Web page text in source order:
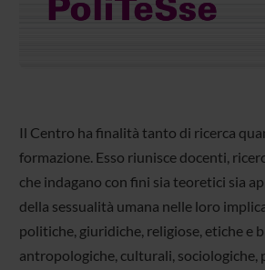
Il Centro ha finalità tanto di ricerca
formazione. Esso riunisce docenti,
che indagano con fini sia teoretici sia
della sessualità umana nelle loro
politiche, giuridiche, religiose, etiche e
antropologiche, culturali, sociologiche,